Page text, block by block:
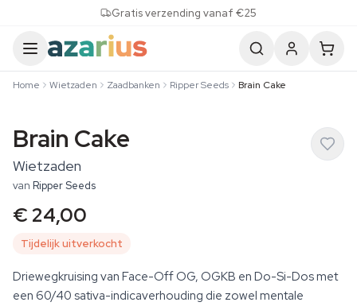
Gratis verzending vanaf €25
Home Wietzaden Zaadbanken Ripper Seeds Brain Cake
Brain Cake
Wietzaden
van Ripper Seeds
€ 24,00
Tijdelijk uitverkocht
Driewegkruising van Face-Off OG, OGKB en Do-Si-Dos met
een 60/40 sativa-indicaverhouding die zowel mentale